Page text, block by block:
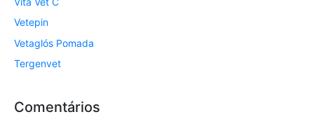
Vetepin
Vetaglós Pomada
Tergenvet
Comentários